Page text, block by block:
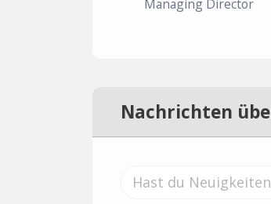
Managing Director
Nachrichten